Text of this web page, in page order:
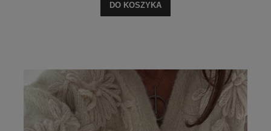
DO KOSZYKA